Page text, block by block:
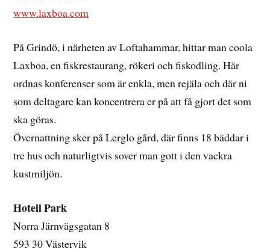
www.laxboa.com
På Grindö, i närheten av Loftahammar, hittar man coola
Laxboa, en fiskrestaurang, rökeri och fiskodling. Här
ordnas konferenser som är enkla, men rejäla och där ni
som deltagare kan koncentrera er på att få gjort det som
ska göras.
Övernattning sker på Lerglo gård, där finns 18 bäddar i
tre hus och naturligtvis sover man gott i den vackra
kustmiljön.
Hotell Park
Norra Järnvägsgatan 8
593 30 Västervik